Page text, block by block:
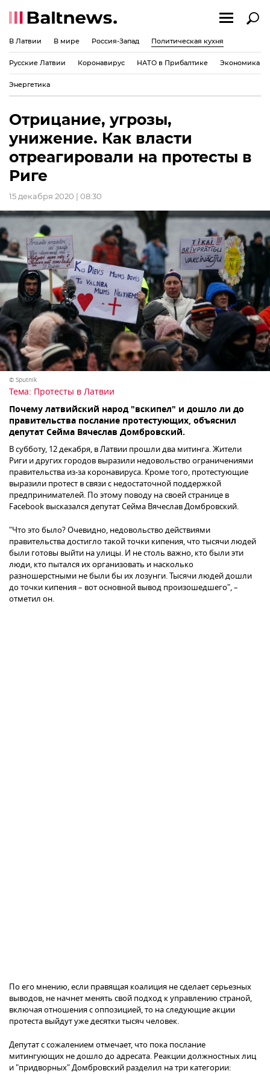
В Латвии В мире Россия-Запад Политическая кухня
Русские Латвии Коронавирус НАТО в Прибалтике Экономика
Энергетика
Отрицание, угрозы,
унижение. Как власти
отреагировали на протесты в
Риге
15 декабря 2020 | 08:30
© Sputnik
Тема: Протесты в Латвии
Почему латвийский народ "вскипел" и дошло ли до
правительства послание протестующих, объяснил
депутат Сейма Вячеслав Домбровский.
В субботу, 12 декабря, в Латвии прошли два митинга. Жители
Риги и других городов выразили недовольство ограничениями
правительства из-за коронавируса. Кроме того, протестующие
выразили протест в связи с недостаточной поддержкой
предпринимателей. По этому поводу на своей странице в
Facebook высказался депутат Сейма Вячеслав Домбровский.
"Что это было? Очевидно, недовольство действиями
правительства достигло такой точки кипения, что тысячи людей
были готовы выйти на улицы. И не столь важно, кто были эти
люди, кто пытался их организовать и насколько
разношерстными не были бы их лозунги. Тысячи людей дошли
до точки кипения – вот основной вывод произошедшего", –
отметил он.
По его мнению, если правящая коалиция не сделает серьезных
выводов, не начнет менять свой подход к управлению страной,
включая отношения с оппозицией, то на следующие акции
протеста выйдут уже десятки тысяч человек.
Депутат с сожалением отмечает, что пока послание
митингующих не дошло до адресата. Реакции должностных лиц
и "придворных" Домбровский разделил на три категории: